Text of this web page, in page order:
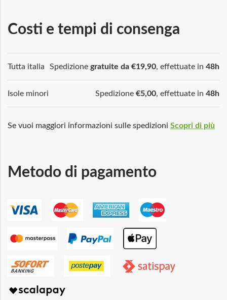
Costi e tempi di consenga
Tutta italia Spedizione gratuite da €19,90, effettuate in 48h
Isole minori Spedizione €5,00, effettuate in 48h
Se vuoi maggiori informazioni sulle spedizioni Scopri di più
Metodo di pagamento